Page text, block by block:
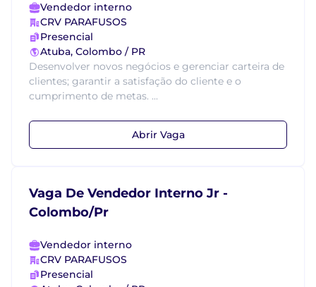
Vendedor interno
CRV PARAFUSOS
Presencial
Atuba, Colombo / PR
Desenvolver novos negócios e gerenciar carteira de
clientes; garantir a satisfação do cliente e o
cumprimento de metas. ...
Abrir Vaga
Vaga De Vendedor Interno Jr -
Colombo/Pr
Vendedor interno
CRV PARAFUSOS
Presencial